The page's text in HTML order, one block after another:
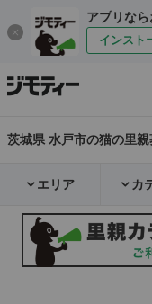
アプリな
インスト
茨城県 水戸市の猫の里親
エリア カ